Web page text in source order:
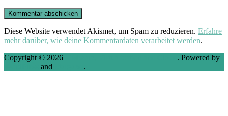
Diese Website verwendet Akismet, um Spam zu reduzieren. Erfahre
mehr darüber, wie deine Kommentardaten verarbeitet werden.
Copyright © 2026
. Powered by
and .